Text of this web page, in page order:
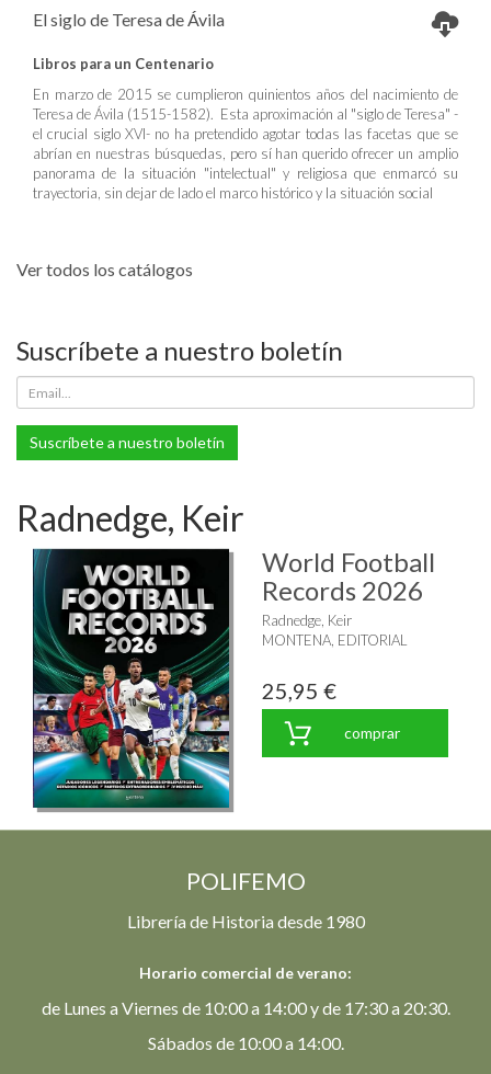
El siglo de Teresa de Ávila
Libros para un Centenario
En marzo de 2015 se cumplieron quinientos años del nacimiento de
Teresa de Ávila (1515-1582). Esta aproximación al "siglo de Teresa" -
el crucial siglo XVI- no ha pretendido agotar todas las facetas que se
abrían en nuestras búsquedas, pero sí han querido ofrecer un amplio
panorama de la situación "intelectual" y religiosa que enmarcó su
trayectoria, sin dejar de lado el marco histórico y la situación social
Ver todos los catálogos
Suscríbete a nuestro boletín
Suscríbete a nuestro boletín
Radnedge, Keir
World Football
Records 2026
Radnedge, Keir
MONTENA, EDITORIAL
25,95 €
comprar
POLIFEMO
Librería de Historia desde 1980
Horario comercial de verano:
de Lunes a Viernes de 10:00 a 14:00 y de 17:30 a 20:30.
Sábados de 10:00 a 14:00.